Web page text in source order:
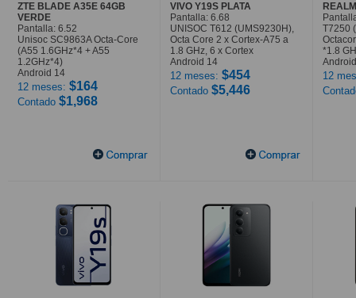
ZTE BLADE A35E 64GB
VERDE
Pantalla: 6.52
Unisoc SC9863A Octa-Core
(A55 1.6GHz*4 + A55
1.2GHz*4)
Android 14
12 meses: $164
Contado $1,968
VIVO Y19S PLATA
Pantalla: 6.68
UNISOC T612 (UMS9230H),
Octa Core 2 x Cortex-A75 a
1.8 GHz, 6 x Cortex
Android 14
12 meses: $454
Contado $5,446
T7250
*1.8
12